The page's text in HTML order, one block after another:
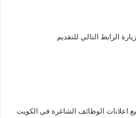
الرابط التالي للتقديم
اعلانات الوظائف الشاغرة في الكويت